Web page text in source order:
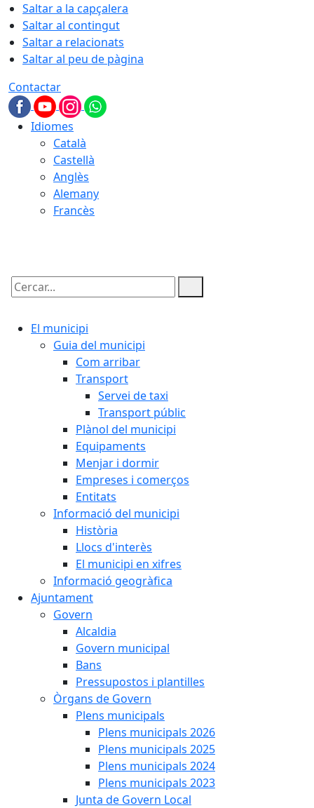
Saltar a la capçalera
Saltar al contingut
Saltar a relacionats
Saltar al peu de pàgina
Contactar
Idiomes
Català
Castellà
Anglès
Alemany
Francès
Cercar:
El municipi
Guia del municipi
Com arribar
Transport
Servei de taxi
Transport públic
Plànol del municipi
Equipaments
Menjar i dormir
Empreses i comerços
Entitats
Informació del municipi
Història
Llocs d'interès
El municipi en xifres
Informació geogràfica
Ajuntament
Govern
Alcaldia
Govern municipal
Bans
Pressupostos i plantilles
Òrgans de Govern
Plens municipals
Plens municipals 2026
Plens municipals 2025
Plens municipals 2024
Plens municipals 2023
Junta de Govern Local